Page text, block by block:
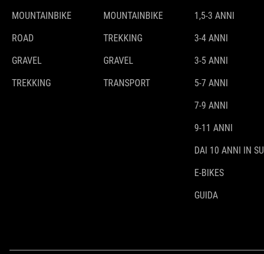
MOUNTAINBIKE
ROAD
GRAVEL
TREKKING
MOUNTAINBIKE
TREKKING
GRAVEL
TRANSPORT
1,5-3 ANNI
3-4 ANNI
3-5 ANNI
5-7 ANNI
7-9 ANNI
9-11 ANNI
DAI 10 ANNI IN SU
E-BIKES
GUIDA